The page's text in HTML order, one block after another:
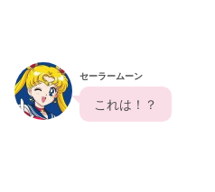
セーラームーン
  これは！？